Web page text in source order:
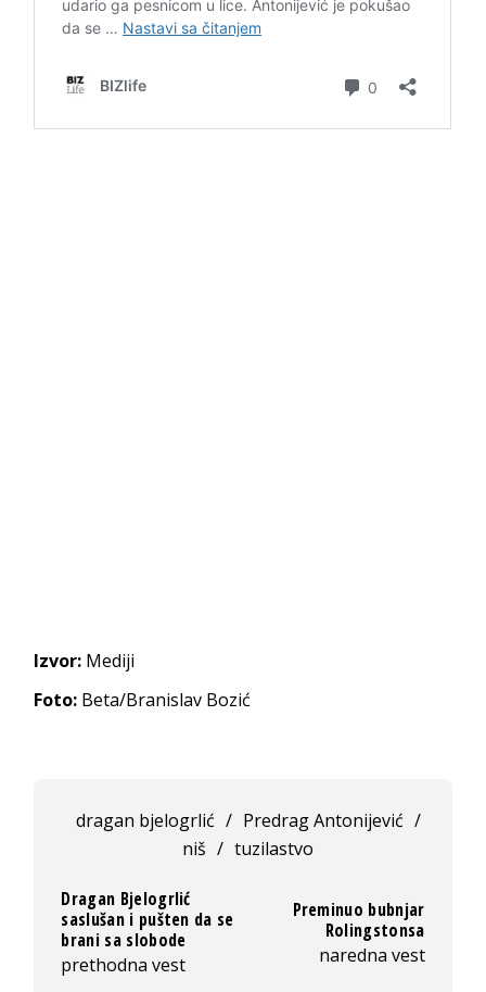
Izvor: Mediji
Foto: Beta/Branislav Bozić
dragan bjelogrlić / Predrag Antonijević /
niš / tuzilastvo
Dragan Bjelogrlić
saslušan i pušten da se
brani sa slobode
prethodna vest
Preminuo bubnjar
Rolingstonsa
naredna vest